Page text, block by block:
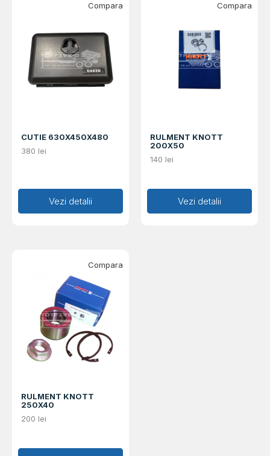
CUTIE 630X450X480
380 lei
Adaugă în coș
Vezi detalii
Compara
RULMENT KNOTT
200X50
140 lei
Adaugă în coș
Vezi detalii
Compara
RULMENT KNOTT
250X40
200 lei
Compara